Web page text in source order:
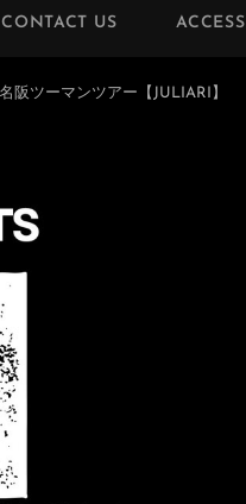
CONTACT US ACCESS
阪ツーマンツアー【JULIARI】